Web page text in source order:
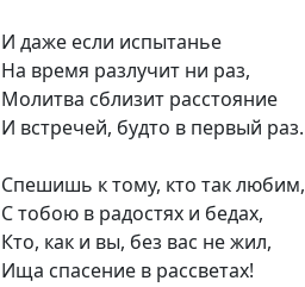
И даже если испытанье
На время разлучит ни раз,
Молитва сблизит расстояние
И встречей, будто в первый раз.
Спешишь к тому, кто так любим,
С тобою в радостях и бедах,
Кто, как и вы, без вас не жил,
Ища спасение в рассветах!